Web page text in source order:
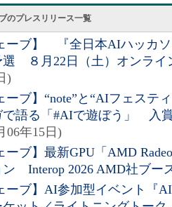
のプレスリリース一覧
ーブ】 『全日本AIハッカ
８月22日（土）オンラ
)
ーブ】“note”と“AIフェス
で語る「#AIで遊ぼう」 入
06年15日)
ーブ】最新GPU「AMD
ン Interop 2026 AMD社ブー
ーブ】AI参加型イベント『